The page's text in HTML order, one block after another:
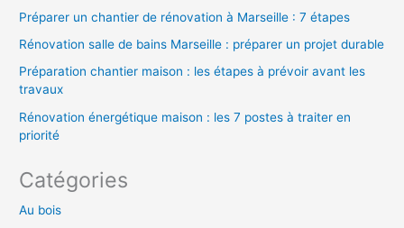
Préparer un chantier de rénovation à Marseille : 7 étapes
Rénovation salle de bains Marseille : préparer un projet durable
Préparation chantier maison : les étapes à prévoir avant les
travaux
Rénovation énergétique maison : les 7 postes à traiter en
priorité
Catégories
Au bois